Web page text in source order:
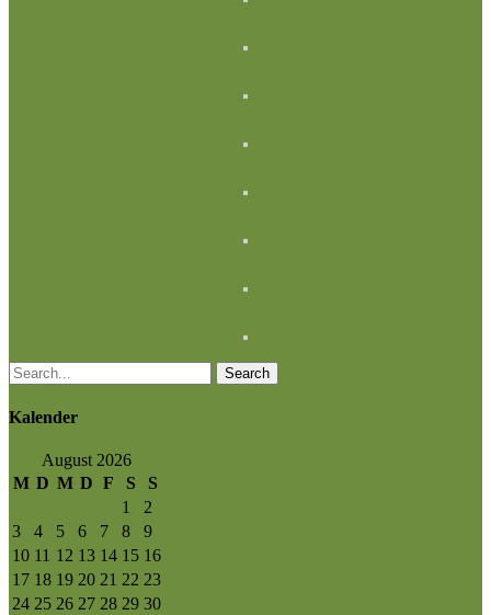
Search
Kalender
August 2026
M D M D F S
S
1
2
3
4 5 6 7 8
9
10 11 12 13 14 15 16
17 18 19 20 21 22 23
24 25 26 27 28 29 30